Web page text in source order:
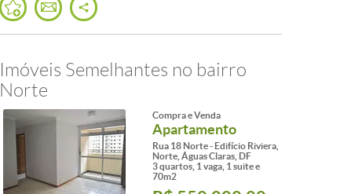
Imóveis Semelhantes no bairro
Norte
Compra e Venda
Apartamento
Rua 18 Norte - Edifício Riviera,
Norte, Águas Claras, DF
3 quartos, 1 vaga, 1 suite e
70m2